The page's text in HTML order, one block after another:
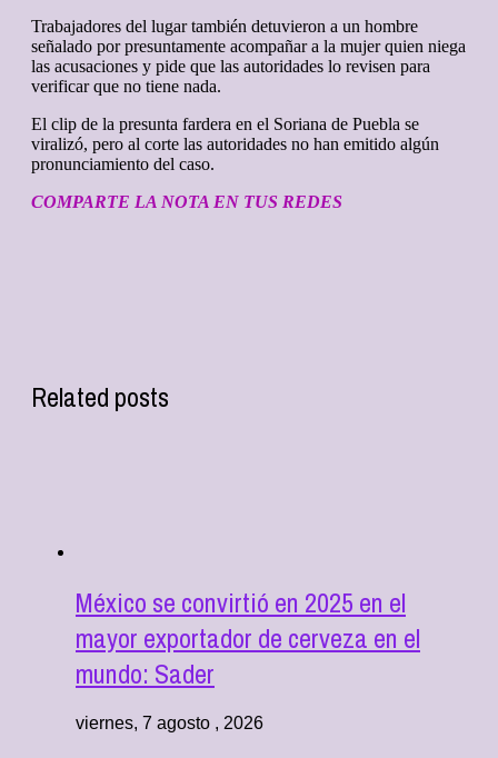
Trabajadores del lugar también detuvieron a un hombre
señalado por presuntamente acompañar a la mujer quien niega
las acusaciones y pide que las autoridades lo revisen para
verificar que no tiene nada.
El clip de la presunta fardera en el Soriana de Puebla se
viralizó, pero al corte las autoridades no han emitido algún
pronunciamiento del caso.
COMPARTE LA NOTA EN TUS REDES
Related posts
México se convirtió en 2025 en el
mayor exportador de cerveza en el
mundo: Sader
viernes, 7 agosto , 2026